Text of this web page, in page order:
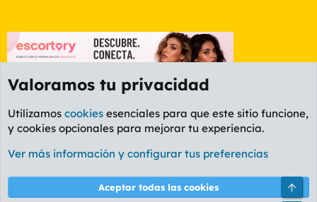
Foro General
Cookies
PL OLDSTYLE AMARILLO
Términos y reglas Política de privacidad Ayuda
Valoramos tu privacidad
Utilizamos cookies esenciales para que este sitio funcione,
y cookies opcionales para mejorar tu experiencia.
Ver más información y configurar tus preferencias
Aceptar todas las cookies